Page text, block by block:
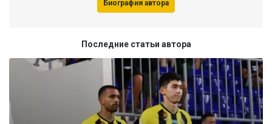
Биография автора
Последние статьи автора